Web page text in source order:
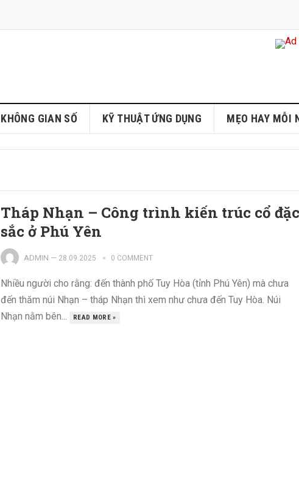
KHÔNG GIAN SỐ KỸ THUẬT ỨNG DỤNG MẸO HAY MỖI
Tháp Nhạn – Công trình kiến trúc cổ đặc
sắc ở Phú Yên
ADMIN — 28.09.2025 0 COMMENT
Nhiều người cho rằng: đến thành phố Tuy Hòa (tỉnh Phú Yên) mà chưa
đến thăm núi Nhạn – tháp Nhạn thì xem như chưa đến Tuy Hòa. Núi
Nhạn nằm bên...
READ MORE »